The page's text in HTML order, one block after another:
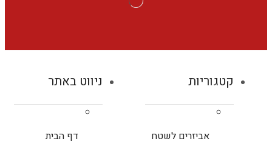
קטגוריות
אביזרים לשטח
ניווט באתר
דף הבית